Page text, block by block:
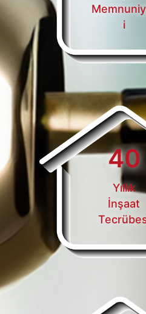
i
40
Yıllık
İnşaat